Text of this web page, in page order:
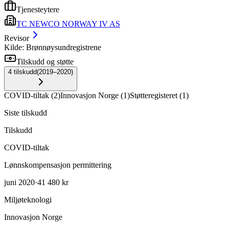
Tjenesteytere
TC NEWCO NORWAY IV AS
Revisor
Kilde: Brønnøysundregistrene
Tilskudd og støtte
4 tilskudd(2019–2020)
COVID-tiltak (2)Innovasjon Norge (1)Støtteregisteret (1)
Siste tilskudd
Tilskudd
COVID-tiltak
Lønnskompensasjon permittering
juni 2020·41 480 kr
Miljøteknologi
Innovasjon Norge